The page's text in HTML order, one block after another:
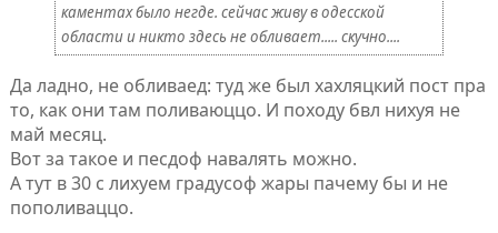
каментах было негде. сейчас живу в одесской
области и никто здесь не обливает..... скучно....
Да ладно, не обливаед: туд же был хахляцкий пост пра
то, как они там поливаюццо. И походу бвл нихуя не
май месяц.
Вот за такое и песдоф навалять можно.
А тут в 30 с лихуем градусоф жары пачему бы и не
пополиваццо.